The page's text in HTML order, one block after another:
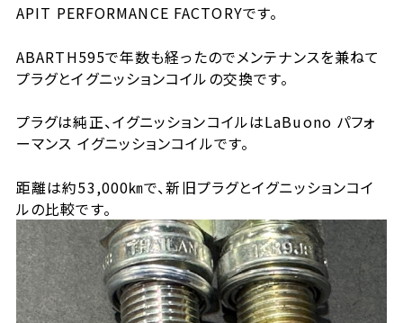
APIT PERFORMANCE FACTORYです。
ABARTH595で年数も経ったのでメンテナンスを兼ねて
プラグとイグニッションコイルの交換です。
プラグは純正、イグニッションコイルはLaBuono パフォ
ーマンス イグニッションコイルです。
距離は約53,000㎞で、新旧プラグとイグニッションコイ
ルの比較です。